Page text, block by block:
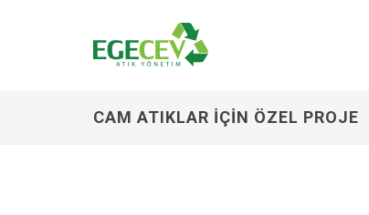
CAM ATIKLAR IÇIN ÖZEL PROJE